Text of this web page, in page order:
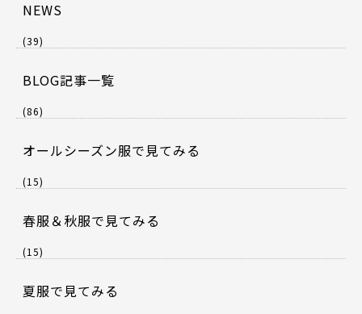
NEWS
(39)
BLOG記事一覧
(86)
オールシーズン服で見てみる
(15)
春服＆秋服で見てみる
(15)
夏服で見てみる